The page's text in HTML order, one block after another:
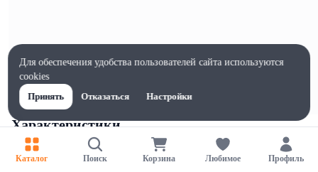
Характеристики
Ширина, мм
84
Каталог Поиск Корзина Любимое Профиль
Для обеспечения удобства пользователей сайта используются
cookies
Принять
Отказаться Настройки